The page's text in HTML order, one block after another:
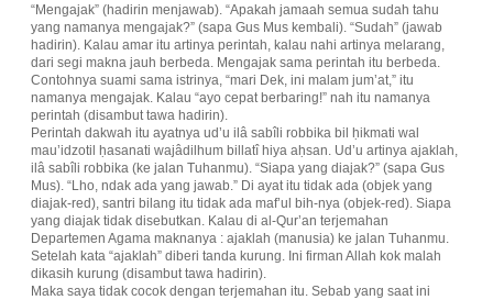
“Mengajak” (hadirin menjawab). “Apakah jamaah semua sudah tahu
yang namanya mengajak?” (sapa Gus Mus kembali). “Sudah” (jawab
hadirin). Kalau amar itu artinya perintah, kalau nahi artinya melarang,
dari segi makna jauh berbeda. Mengajak sama perintah itu berbeda.
Contohnya suami sama istrinya, “mari Dek, ini malam jum’at,” itu
namanya mengajak. Kalau “ayo cepat berbaring!” nah itu namanya
perintah (disambut tawa hadirin).
Perintah dakwah itu ayatnya ud’u ilâ sabîli robbika bil ḥikmati wal
mau’idzotil ḥasanati wajâdilhum billatî hiya aḥsan. Ud’u artinya ajaklah,
ilâ sabîli robbika (ke jalan Tuhanmu). “Siapa yang diajak?” (sapa Gus
Mus). “Lho, ndak ada yang jawab.” Di ayat itu tidak ada (objek yang
diajak-red), santri bilang itu tidak ada maf’ul bih-nya (objek-red). Siapa
yang diajak tidak disebutkan. Kalau di al-Qur’an terjemahan
Departemen Agama maknanya : ajaklah (manusia) ke jalan Tuhanmu.
Setelah kata “ajaklah” diberi tanda kurung. Ini firman Allah kok malah
dikasih kurung (disambut tawa hadirin).
Maka saya tidak cocok dengan terjemahan itu. Sebab yang saat ini